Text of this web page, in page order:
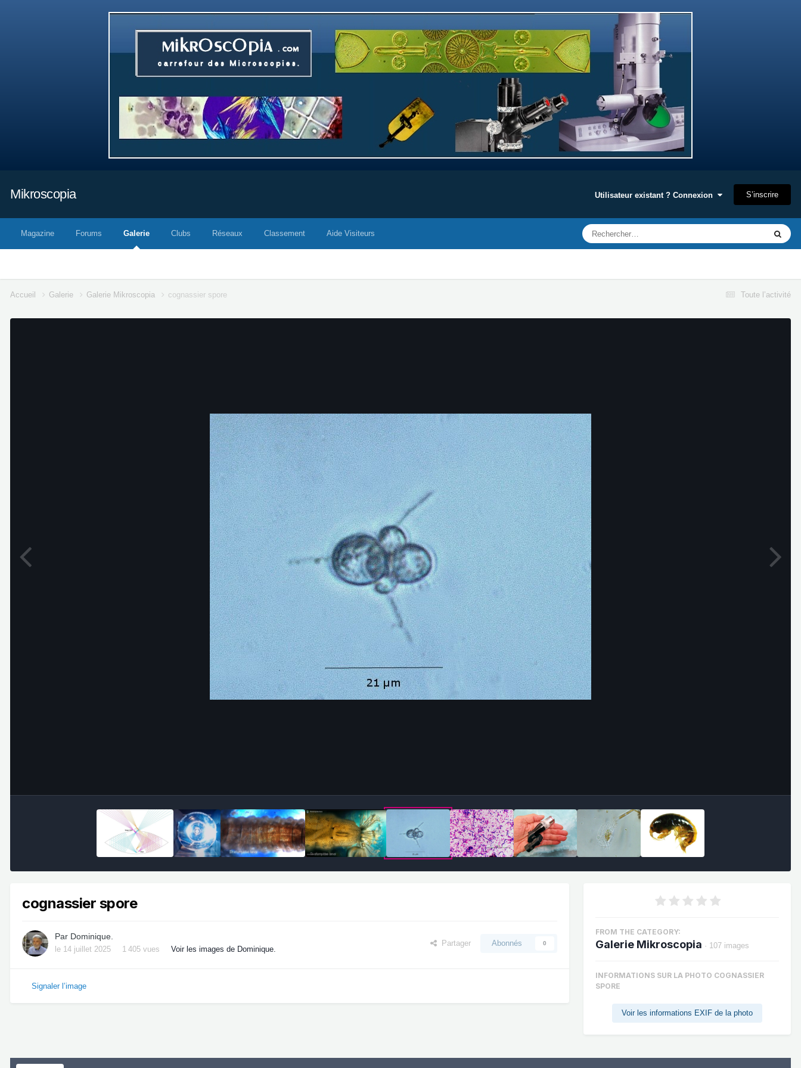
Mikroscopia Utilisateur existant ? Connexion S’inscrire
Magazine Forums Galerie Clubs Réseaux Classement Aide Visiteurs
Toute l’activité
Accueil Galerie Galerie Mikroscopia cognassier spore
cognassier spore
Par Dominique.
le 14 juillet 2025 1 405 vues Voir les images de Dominique.
Partager Abonnés 0
Signaler l’image
FROM THE CATEGORY:
Galerie Mikroscopia · 107 images
INFORMATIONS SUR LA PHOTO COGNASSIER
SPORE
Voir les informations EXIF de la photo